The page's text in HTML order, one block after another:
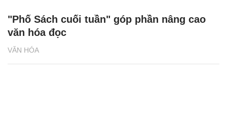
VĂN HÓA
"Phố Sách cuối tuần" góp phần nâng cao
văn hóa đọc